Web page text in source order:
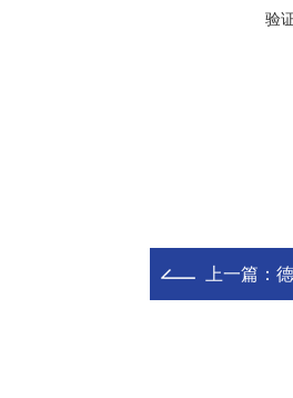
验
上一篇：